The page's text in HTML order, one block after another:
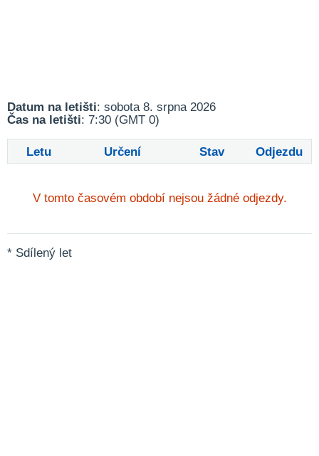
Datum na letišti: sobota 8. srpna 2026
Čas na letišti: 7:30 (GMT 0)
Letu Určení Stav Odjezdu
V tomto časovém období nejsou žádné odjezdy.
* Sdílený let